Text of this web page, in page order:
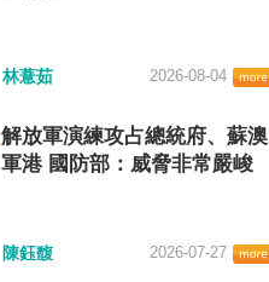
林薏茹 2026-08-04
解放軍演練攻占總統府、蘇澳
軍港 國防部：威脅非常嚴峻
陳鈺馥 2026-07-27